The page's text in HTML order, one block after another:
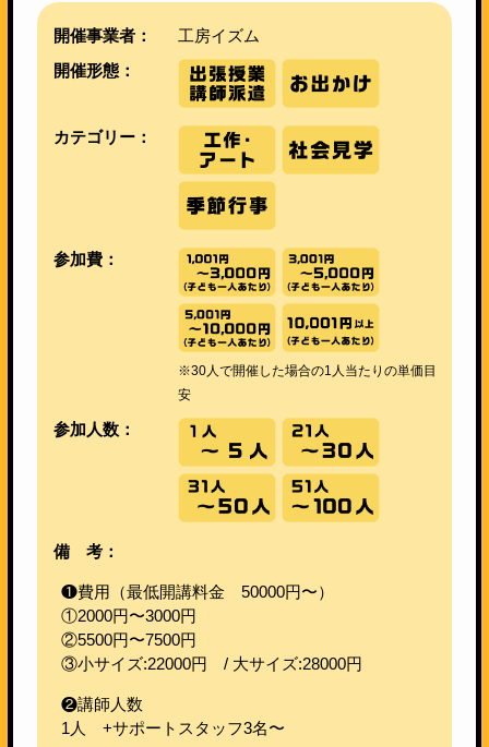
開催事業者：
工房イズム
開催形態：
カテゴリー：
参加費：
※30人で開催した場合の1人当たりの単価目
安
参加人数：
備 考：
❶費用（最低開講料金 50000円〜）
①2000円〜3000円
②5500円〜7500円
③小サイズ:22000円 / 大サイズ:28000円
❷講師人数
1人 +サポートスタッフ3名〜